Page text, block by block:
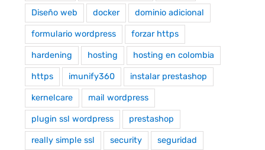
Diseño web docker dominio adicional
formulario wordpress forzar https
hardening hosting hosting en colombia
https imunify360 instalar prestashop
kernelcare mail wordpress
plugin ssl wordpress prestashop
really simple ssl security seguridad